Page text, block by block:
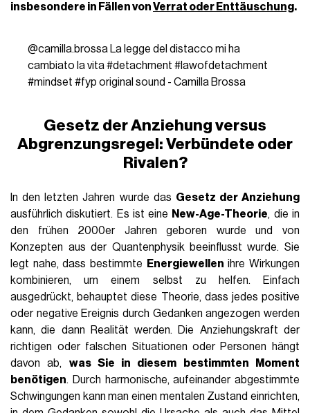
insbesondere in Fällen vonVerrat oder Enttäuschung.
@camilla.brossaLa legge del distacco mi ha
cambiato la vita#detachment #lawofdetachment
#mindset #fyp original sound - Camilla Brossa
Gesetz der Anziehung versus
Abgrenzungsregel: Verbündete oder
Rivalen?
In den letzten Jahren wurde das Gesetz der Anziehung
ausführlich diskutiert. Es ist eine New-Age-Theorie, die in
den frühen 2000er Jahren geboren wurde und von
Konzepten aus der Quantenphysik beeinflusst wurde. Sie
legt nahe, dass bestimmte
Energiewellen ihre Wirkungen
kombinieren, um einem selbst zu helfen. Einfach
ausgedrückt, behauptet diese Theorie, dass jedes positive
oder negative Ereignis durch Gedanken angezogen werden
kann, die dann Realität werden. Die Anziehungskraft der
richtigen oder falschen Situationen oder Personen hängt
davon ab, was Sie in diesem bestimmten Moment
benötigen. Durch harmonische, aufeinander abgestimmte
Schwingungen kann man einen mentalen Zustand einrichten,